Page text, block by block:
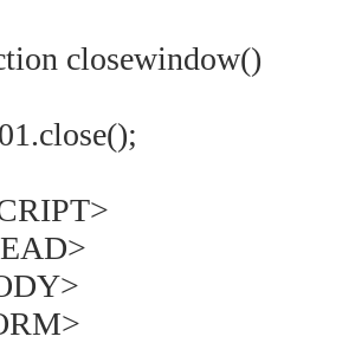
closewindow()